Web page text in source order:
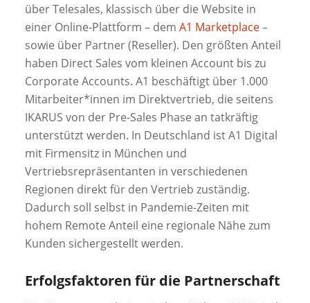
über Telesales, klassisch über die Website in
einer Online-Plattform – dem A1 Marketplace–
sowie über Partner (Reseller). Den größten Anteil
haben Direct Sales vom kleinen Account bis zu
Corporate Accounts. A1 beschäftigt über 1.000
Mitarbeiter*innen im Direktvertrieb, die seitens
IKARUS von der Pre-Sales Phase an tatkräftig
unterstützt werden. In Deutschland ist A1 Digital
mit Firmensitz in München und
Vertriebsrepräsentanten in verschiedenen
Regionen direkt für den Vertrieb zuständig.
Dadurch soll selbst in Pandemie-Zeiten mit
hohem Remote Anteil eine regionale Nähe zum
Kunden sichergestellt werden.
Erfolgsfaktoren für die Partnerschaft